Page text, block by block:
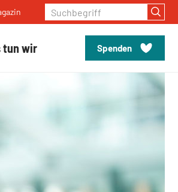
tun wir Spenden
Suchbegriff